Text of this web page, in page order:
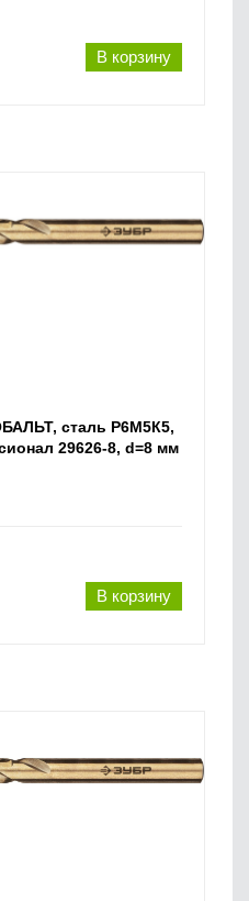
В корзину
сталь Р6М5К5,
29626-8, d=8 мм
В корзину